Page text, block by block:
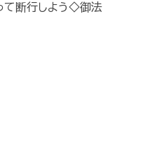
って断行しよう◇御法